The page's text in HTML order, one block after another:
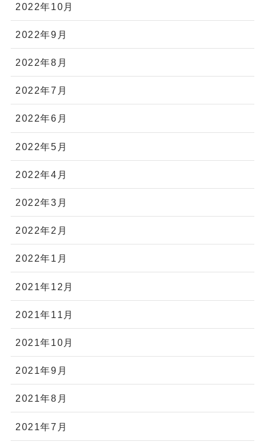
2022年10月
2022年9月
2022年8月
2022年7月
2022年6月
2022年5月
2022年4月
2022年3月
2022年2月
2022年1月
2021年12月
2021年11月
2021年10月
2021年9月
2021年8月
2021年7月